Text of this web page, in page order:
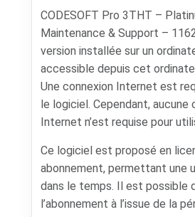
CODESOFT Pro 3THT –
Maintenance & Support –
version installée sur un
accessible depuis cet
Une connexion Internet est
le logiciel. Cependant, aucune
Internet n’est requise pour
Ce logiciel est proposé en
abonnement, permettant une
dans le temps. Il est possible
l’abonnement à l’issue de la